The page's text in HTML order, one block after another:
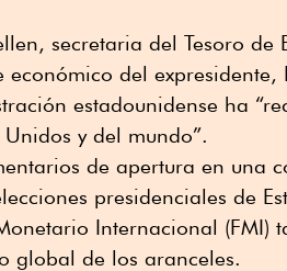
secretaria del Tesoro
económico del
estadounidense ha
Unidos y del mundo”.
de apertura en una
presidenciales de
Internacional (FMI)
global de los aranceles.